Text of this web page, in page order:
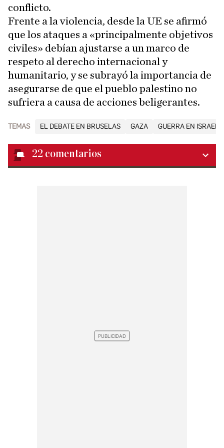
conflicto.
Frente a la violencia, desde la UE se afirmó
que los ataques a «principalmente objetivos
civiles» debían ajustarse a un marco de
respeto al derecho internacional y
humanitario, y se subrayó la importancia de
asegurarse de que el pueblo palestino no
sufriera a causa de acciones beligerantes.
TEMAS EL DEBATE EN BRUSELAS GAZA GUERRA EN ISRAEL
22 comentarios